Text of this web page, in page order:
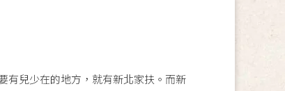
兒少在的地方，就有新北家扶。而新